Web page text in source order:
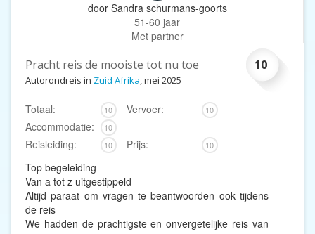
door Sandra schurmans-goorts
51-60 jaar
Met partner
10
Pracht reis de mooiste tot nu toe
Autorondreis in Zuid Afrika, mei 2025
Totaal: 10 Vervoer: 10
Accommodatie: 10
Reisleiding: 10 Prijs: 10
Top begeleiding
Van a tot z uitgestippeld
Altijd paraat om vragen te beantwoorden ook tijdens
de reis
We hadden de prachtigste en onvergetelijke reis van